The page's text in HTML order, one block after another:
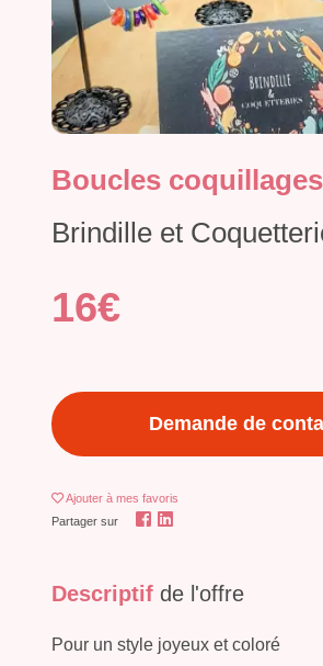
Boucles
Brindille et
16€
Demande de
Ajouter à mes favoris
Partager sur
Descriptif de l'offre
Pour un style joyeux et coloré